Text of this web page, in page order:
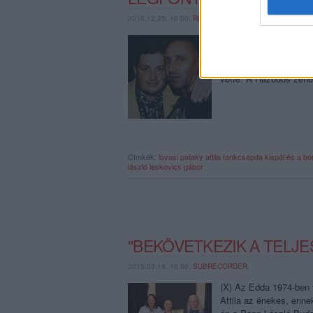
2016.12.25. 16:00, RERECORDER
csomagturné és
vette. A Hazudós
Címkék: lovasi pataky attila tankcsapda kispál és a
lászló leskovics gábor
"BEKÖVETKEZIK A
2015.03.19. 16:58, SUBRECORDER
(X) Az Edda 1974-
Attila az énekes,